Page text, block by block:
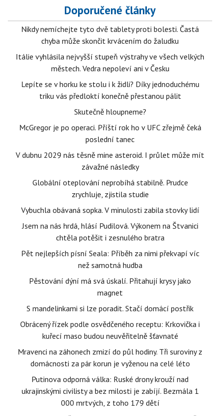
Doporučené články
Nikdy nemíchejte tyto dvě tablety proti bolesti. Častá
chyba může skončit krvácením do žaludku
Itálie vyhlásila nejvyšší stupeň výstrahy ve všech velkých
městech. Vedra nepoleví ani v Česku
Lepíte se v horku ke stolu i k židli? Díky jednoduchému
triku vás předloktí konečně přestanou pálit
Skutečně hloupneme?
McGregor je po operaci. Příští rok ho v UFC zřejmě čeká
poslední tanec
V dubnu 2029 nás těsně mine asteroid. I průlet může mít
závažné následky
Globální oteplování neprobíhá stabilně. Prudce
zrychluje, zjistila studie
Vybuchla obávaná sopka. V minulosti zabila stovky lidí
Jsem na nás hrdá, hlásí Pudilová. Výkonem na Štvanici
chtěla potěšit i zesnulého bratra
Pět nejlepších písní Seala: Příběh za nimi překvapí víc
než samotná hudba
Pěstování dýní má svá úskalí. Přitahují krysy jako
magnet
S mandelinkami si lze poradit. Stačí domácí postřik
Obrácený řízek podle osvědčeného receptu: Krkovička i
kuřecí maso budou neuvěřitelně šťavnaté
Mravenci na záhonech zmizí do půl hodiny. Tři suroviny z
domácnosti za pár korun je vyženou na celé léto
Putinova odporná válka: Ruské drony krouží nad
ukrajinskými civilisty a bez milosti je zabíjí. Bezmála 1
000 mrtvých, z toho 179 dětí